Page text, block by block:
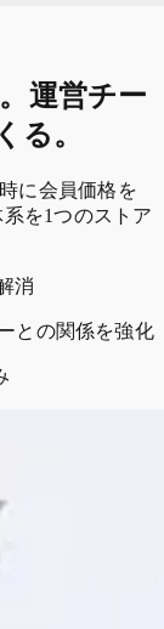
運営チー
る。
に会員価格を
を1つのストア
消
との関係を強化